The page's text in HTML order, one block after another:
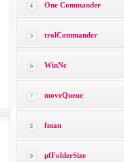
4 One Commander
5 trolCommander
6 WinNc
7 moveQueue
8 fman
9 pfFolderSize